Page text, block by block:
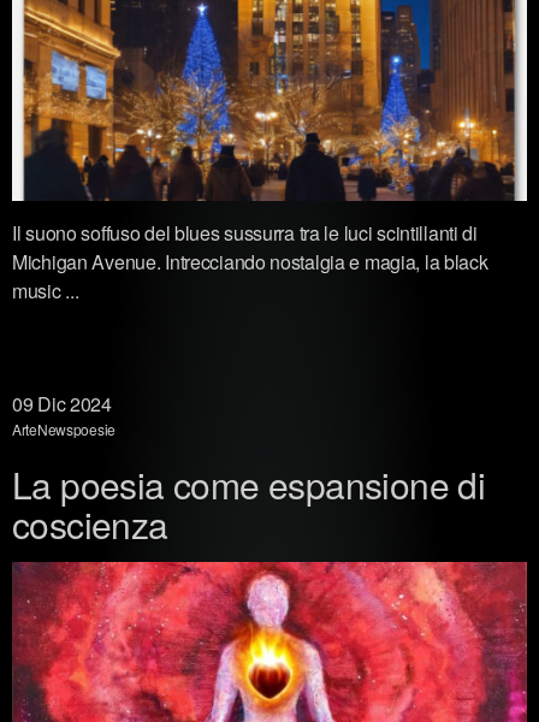
Il suono soffuso del blues sussurra tra le luci scintillanti di
Michigan Avenue. Intrecciando nostalgia e magia, la black
music ...
09 Dic 2024
ArteNewspoesie
La poesia come espansione di
coscienza